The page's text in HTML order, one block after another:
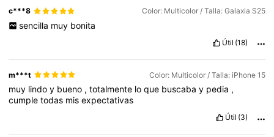
c***8 Color: Multicolor / Talla: Galaxia S25
sencilla muy bonita
Útil (18)
m***t Color: Multicolor / Talla: iPhone 15
muy lindoy bueno ,totalmente loque buscabay pedia ,
cumpletodas misexpectativas
Útil (3)